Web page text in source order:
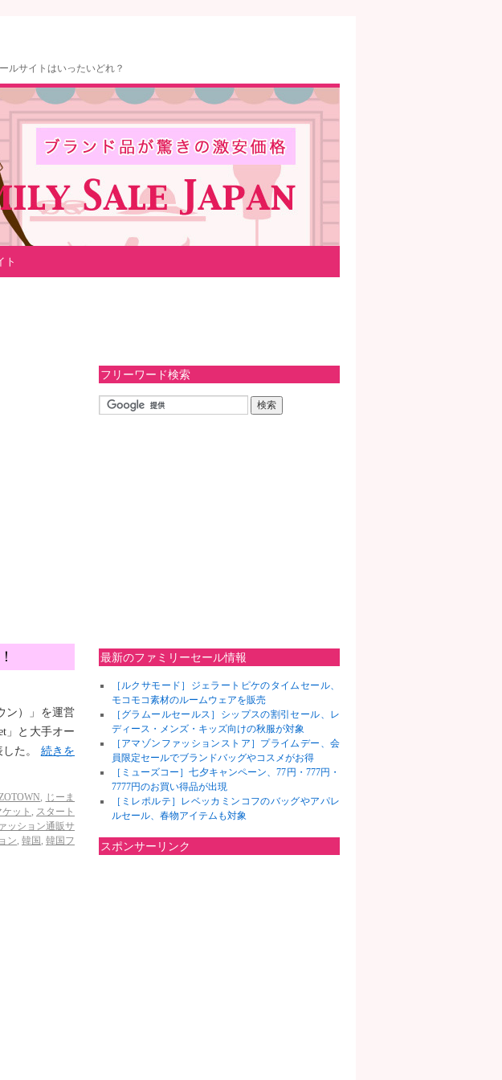
ルサイトはいったいどれ？
ト
ン）」を運営
」と大手オー
た。 続きを
, じーま
ット , スタート
ッション通販サ
ン, 韓国 , 韓国フ
フリーワード検索
最新のファミリーセール情報
［ルクサモード］ジェラートピケのタイムセール、
モコモコ素材のルームウェアを販売
［グラムールセールス］シップスの割引セール、レ
ディース・メンズ・キッズ向けの秋服が対象
［アマゾンファッションストア］プライムデー、会
員限定セールでブランドバッグやコスメがお得
［ミューズコー］七夕キャンペーン、77円・777円・
7777円のお買い得品が出現
［ミレポルテ］レベッカミンコフのバッグやアパレ
ルセール、春物アイテムも対象
スポンサーリンク